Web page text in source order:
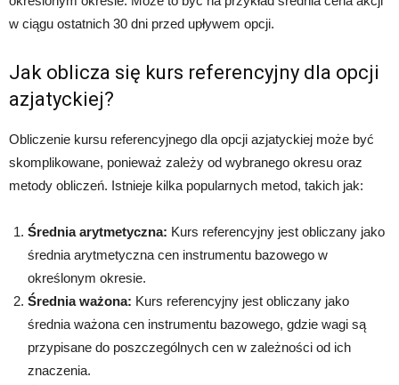
w ciągu ostatnich 30 dni przed upływem opcji.
Jak oblicza się kurs referencyjny dla opcji
azjatyckiej?
Obliczenie kursu referencyjnego dla opcji azjatyckiej może być
skomplikowane, ponieważ zależy od wybranego okresu oraz
metody obliczeń. Istnieje kilka popularnych metod, takich jak:
Średnia arytmetyczna: Kurs referencyjny jest obliczany jako
średnia arytmetyczna cen instrumentu bazowego w
określonym okresie.
Średnia ważona: Kurs referencyjny jest obliczany jako
średnia ważona cen instrumentu bazowego, gdzie wagi są
przypisane do poszczególnych cen w zależności od ich
znaczenia.